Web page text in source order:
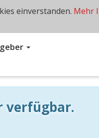
verfügbar.
einverstanden. Mehr